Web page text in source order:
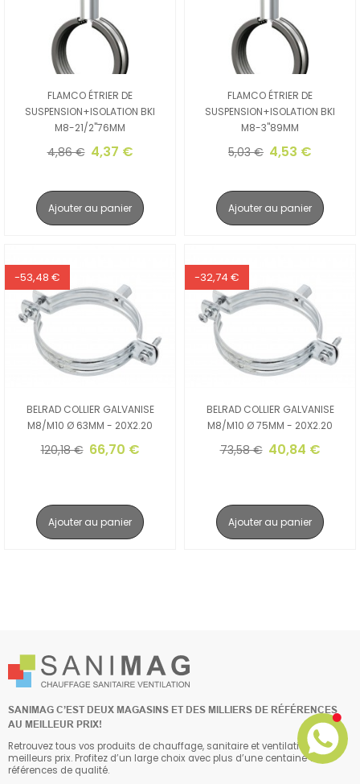
FLAMCO ÉTRIER DE
SUSPENSION+ISOLATION BKI
M8-21/2"76MM
4,86 € 4,37 €
Ajouter au panier
FLAMCO ÉTRIER DE
SUSPENSION+ISOLATION BKI
M8-3"89MM
5,03 € 4,53 €
Ajouter au panier
BELRAD COLLIER GALVANISE
M8/M10 Ø 63MM - 20X2.20
120,18 € 66,70 €
Ajouter au panier
-53,48 €
BELRAD COLLIER GALVANISE
M8/M10 Ø 75MM - 20X2.20
73,58 € 40,84 €
Ajouter au panier
-32,74 €
SANIMAG C’EST DEUX MAGASINS ET DES MILLIERS DE RÉFÉRENCES
AU MEILLEUR PRIX!
Retrouvez tous vos produits de chauffage, sanitaire et ventilation aux
meilleurs prix. Profitez d’un large choix avec plus d’une centaine de
références de qualité.